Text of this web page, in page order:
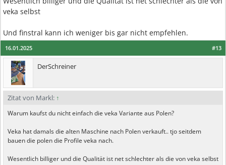
veka selbst
Und finstral kann ich weniger bis gar nicht empfehlen.
#13
16.01.2025
DerSchreiner
Zitat von Markl: ↑
Warum kaufst du nicht einfach die veka Variante aus Polen?
Veka hat damals die alten Maschine nach Polen verkauft.. tjo seitdem
bauen die polen die Profile veka nach.
Wesentlich billiger und die Qualität ist net schlechter als die von veka selbst